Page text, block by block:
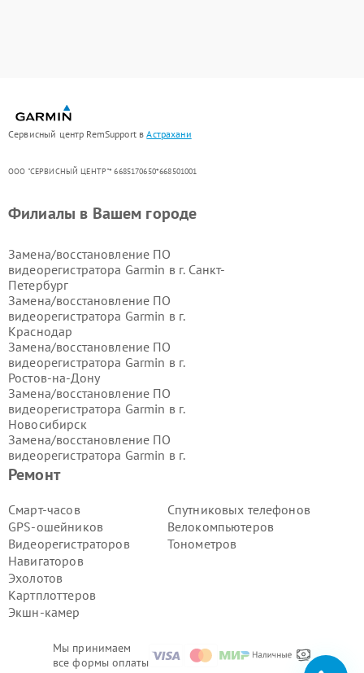
Сервисный центр RemSupport вАстрахани
ООО "СЕРВИСНЫЙ ЦЕНТР"* 6685170650*668501001
Мы принимаем
все формы оплаты
Ремонт
Смарт-часов
GPS-ошейников
Видеорегистраторов
Навигаторов
Эхолотов
Картплоттеров
Экшн-камер
Спутниковых телефонов
Велокомпьютеров
Тонометров
Филиалы в Вашем городе
Замена/восстановление ПО
видеорегистратора Garmin в г. Санкт-
Петербург
Замена/восстановление ПО
видеорегистратора Garmin в г.
Краснодар
Замена/восстановление ПО
видеорегистратора Garmin в г.
Ростов-на-Дону
Замена/восстановление ПО
видеорегистратора Garmin в г.
Новосибирск
Замена/восстановление ПО
видеорегистратора Garmin в г.
Екатеринбург
Замена/восстановление ПО
Казань
Замена/восстановление ПО
видеорегистратора Garmin в г.
Воронеж
Замена/восстановление ПО
видеорегистратора Garmin в г.
Волгоград
Замена/восстановление ПО
видеорегистратора Garmin в г.